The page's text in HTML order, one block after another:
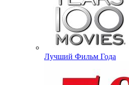
Лучший Фильм Года